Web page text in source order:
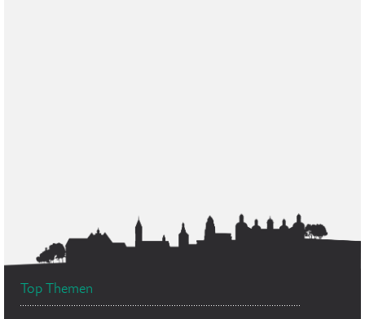
Top Themen